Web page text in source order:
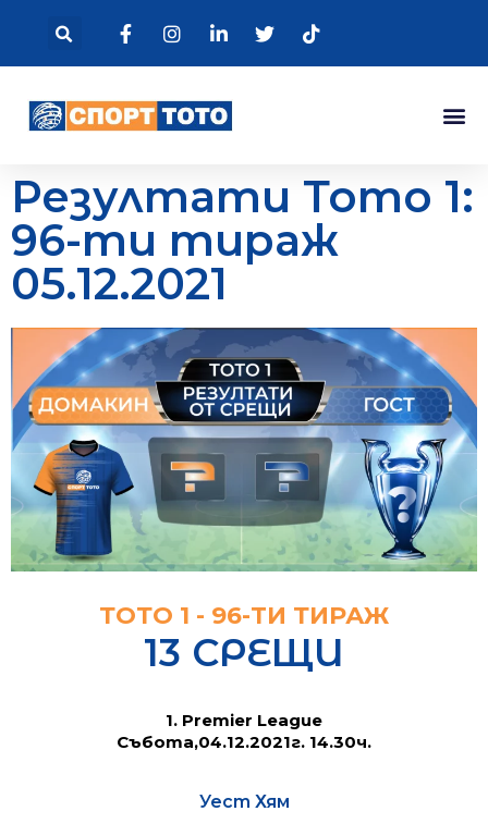
Резултати Тото 1:
96-ти тираж
05.12.2021
ТОТО 1 - 96-TИ ТИРАЖ
13 СРЕЩИ
1. Premier League
Събота,04.12.2021г. 14.30ч.
Уест Хям